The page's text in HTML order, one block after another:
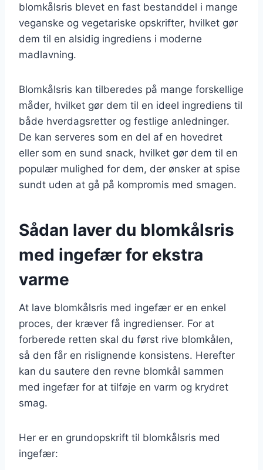
blomkålsris blevet en fast bestanddel i mange
veganske og vegetariske opskrifter, hvilket gør
dem til en alsidig ingrediens i moderne
madlavning.
Blomkålsris kan tilberedes på mange forskellige
måder, hvilket gør dem til en ideel ingrediens til
både hverdagsretter og festlige anledninger.
De kan serveres som en del af en hovedret
eller som en sund snack, hvilket gør dem til en
populær mulighed for dem, der ønsker at spise
sundt uden at gå på kompromis med smagen.
Sådan laver du blomkålsris
med ingefær for ekstra
varme
At lave blomkålsris med ingefær er en enkel
proces, der kræver få ingredienser. For at
forberede retten skal du først rive blomkålen,
så den får en rislignende konsistens. Herefter
kan du sautere den revne blomkål sammen
med ingefær for at tilføje en varm og krydret
smag.
Her er en grundopskrift til blomkålsris med
ingefær: